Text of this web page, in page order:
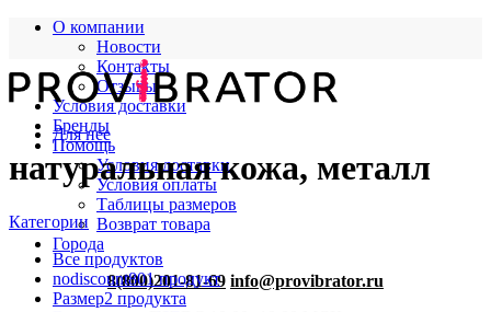
О компании
Новости
Контакты
Отзывы
Условия доставки
Бренды
Помощь
Условия доставки
Условия оплаты
Таблицы размеров
Возврат товара
Города
8(800)201-81-69 info@provibrator.ru
Для нее
натуральная кожа, металл
Категории
Все продуктов
nodiscount801 продукт
Размер2 продукта